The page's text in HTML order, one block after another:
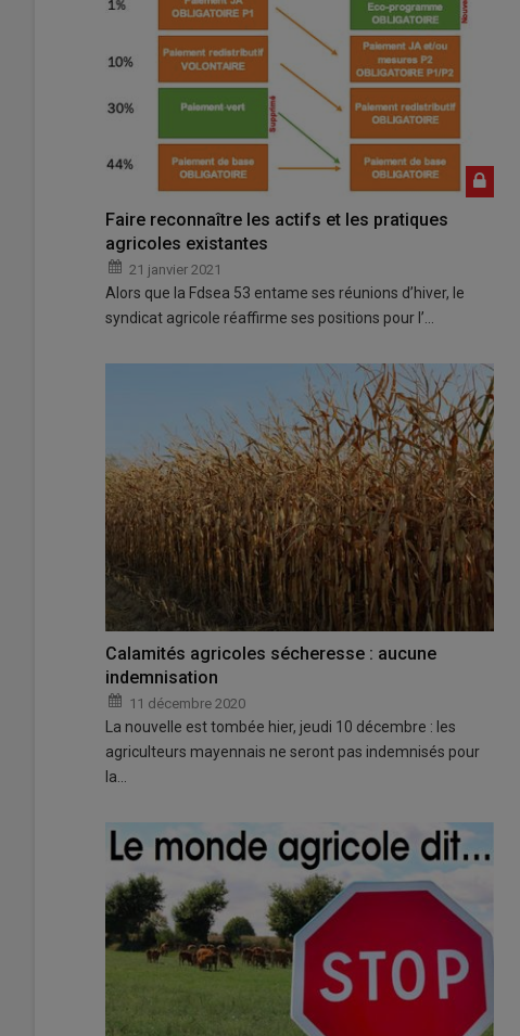
Faire reconnaître les actifs et les pratiques
agricoles existantes
21 janvier 2021
Alors que la Fdsea 53 entame ses réunions d’hiver, le
syndicat agricole réaffirme ses positions pour l’…
Calamités agricoles sécheresse : aucune
indemnisation
11 décembre 2020
La nouvelle est tombée hier, jeudi 10 décembre : les
agriculteurs mayennais ne seront pas indemnisés pour
la…